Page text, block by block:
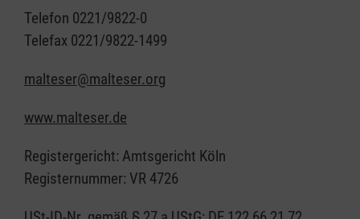
Telefon 0221/9822-0
Telefax 0221/9822-1499
malteser@malteser.org
www.malteser.de
Registergericht: Amtsgericht Köln
Registernummer: VR 4726